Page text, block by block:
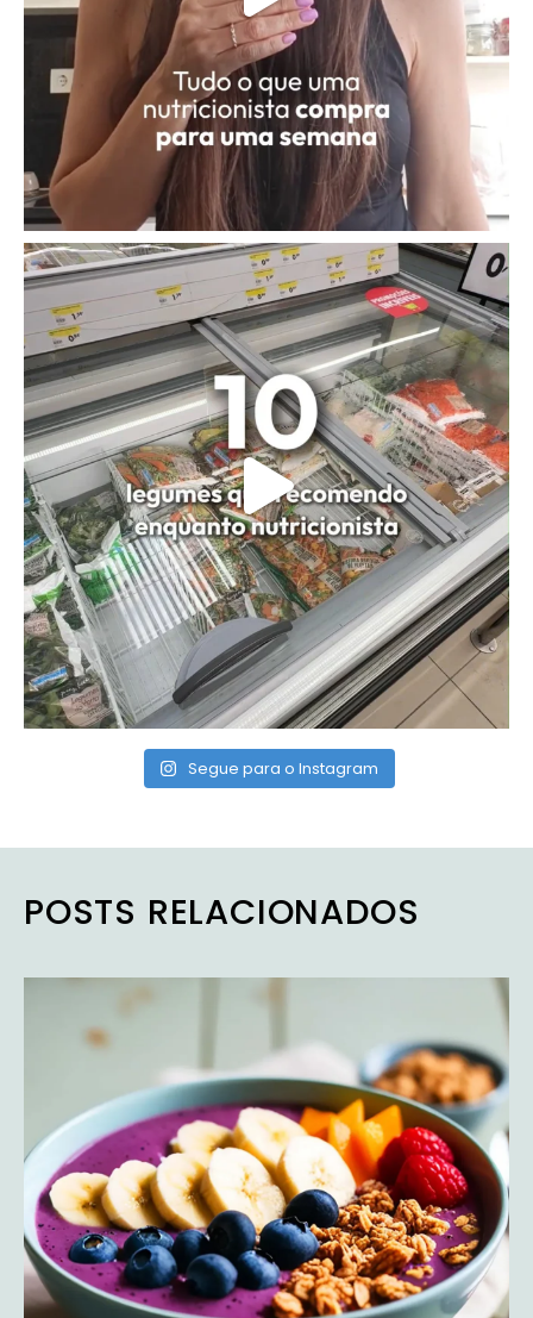
Segue para o Instagram
POSTS RELACIONADOS